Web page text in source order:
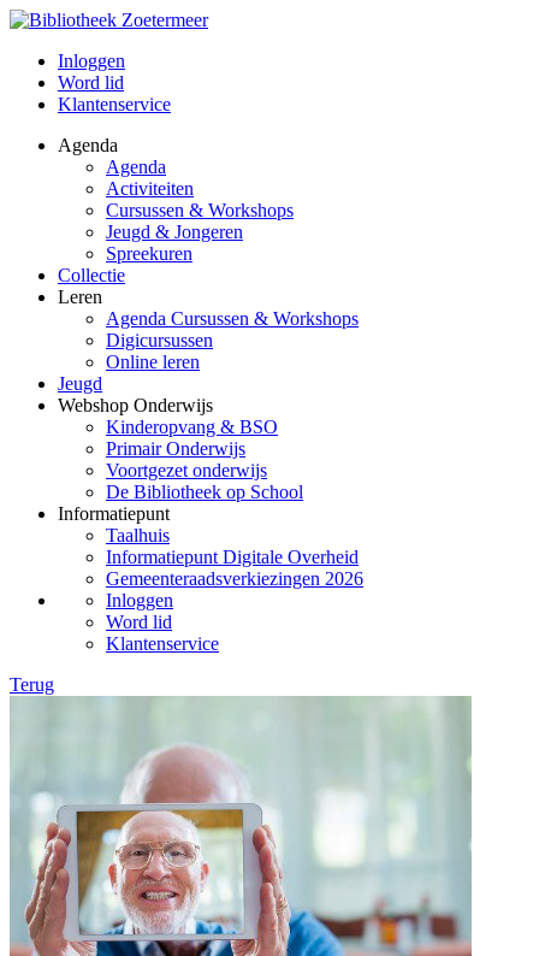
Inloggen
Word lid
Klantenservice
Agenda
Agenda
Activiteiten
Cursussen & Workshops
Jeugd & Jongeren
Spreekuren
Collectie
Leren
Agenda Cursussen & Workshops
Digicursussen
Online leren
Jeugd
Webshop Onderwijs
Kinderopvang & BSO
Primair Onderwijs
Voortgezet onderwijs
De Bibliotheek op School
Informatiepunt
Taalhuis
Informatiepunt Digitale Overheid
Gemeenteraadsverkiezingen 2026
Inloggen
Word lid
Klantenservice
Terug